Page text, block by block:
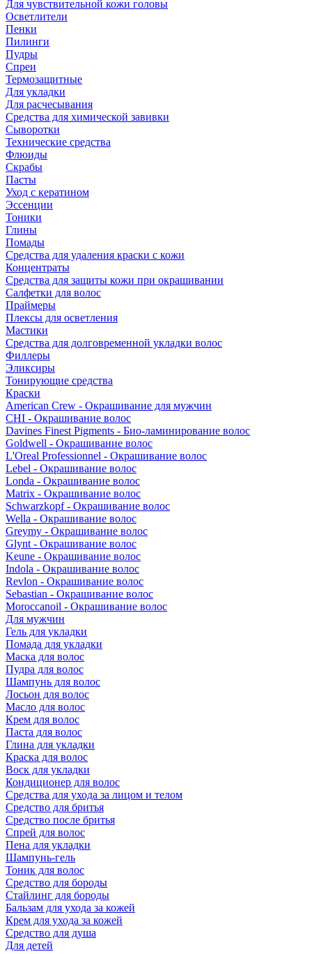
Для чувствительной кожи головы
Осветлители
Пенки
Пилинги
Пудры
Спреи
Термозащитные
Для укладки
Для расчесывания
Средства для химической завивки
Сыворотки
Технические средства
Флюиды
Скрабы
Пасты
Уход с кератином
Эссенции
Тоники
Глины
Помады
Средства для удаления краски с кожи
Концентраты
Средства для защиты кожи при окрашивании
Салфетки для волос
Праймеры
Плексы для осветления
Мастики
Средства для долговременной укладки волос
Филлеры
Эликсиры
Тонирующие средства
Краски
American Crew - Окрашивание для мужчин
CHI - Окрашивание волос
Davines Finest Pigments - Био-ламинирование волос
Goldwell - Окрашивание волос
L'Oreal Professionnel - Окрашивание волос
Lebel - Окрашивание волос
Londa - Окрашивание волос
Matrix - Окрашивание волос
Schwarzkopf - Окрашивание волос
Wella - Окрашивание волос
Greymy - Окрашивание волос
Glynt - Окрашивание волос
Keune - Окрашивание волос
Indola - Окрашивание волос
Revlon - Окрашивание волос
Sebastian - Окрашивание волос
Moroccanoil - Окрашивание волос
Для мужчин
Гель для укладки
Помада для укладки
Маска для волос
Пудра для волос
Шампунь для волос
Лосьон для волос
Масло для волос
Крем для волос
Паста для волос
Глина для укладки
Краска для волос
Воск для укладки
Кондиционер для волос
Средства для ухода за лицом и телом
Средство для бритья
Средство после бритья
Спрей для волос
Пена для укладки
Шампунь-гель
Тоник для волос
Средство для бороды
Стайлинг для бороды
Бальзам для ухода за кожей
Крем для ухода за кожей
Средство для душа
Для детей